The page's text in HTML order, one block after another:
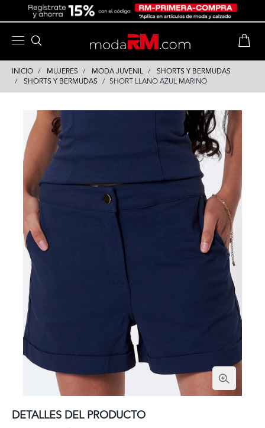
INICIO MUJERES MODA JUVENIL
SHORTS Y BERMUDAS
SHORTS Y BERMUDAS
SHORT LLANO AZUL MARINO
DETALLES DEL PRODUCTO